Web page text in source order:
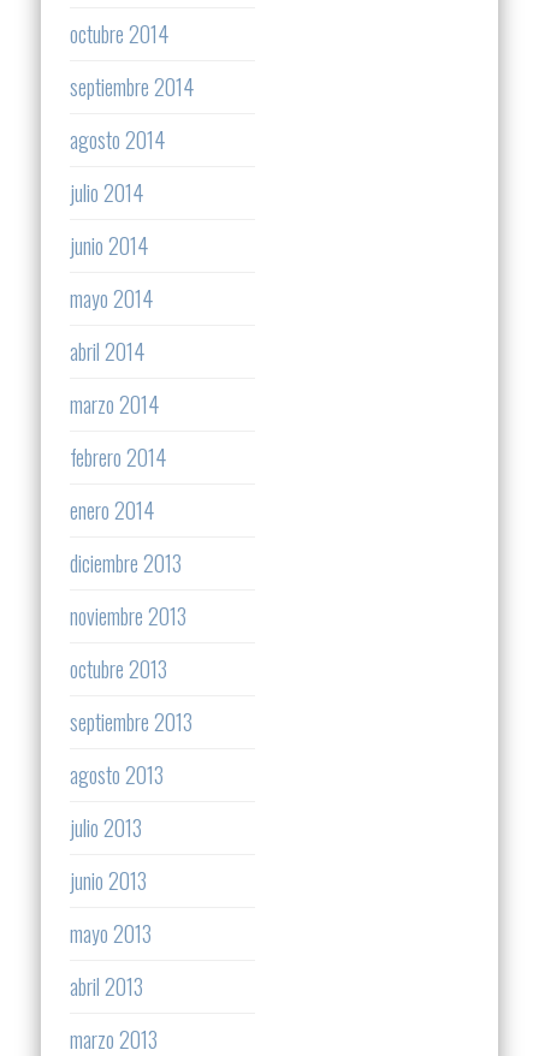
octubre 2014
septiembre 2014
agosto 2014
julio 2014
junio 2014
mayo 2014
abril 2014
marzo 2014
febrero 2014
enero 2014
diciembre 2013
noviembre 2013
octubre 2013
septiembre 2013
agosto 2013
julio 2013
junio 2013
mayo 2013
abril 2013
marzo 2013